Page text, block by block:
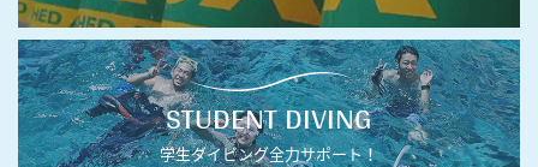
STUDENT DIVING
学生ダイビング全力サポート！